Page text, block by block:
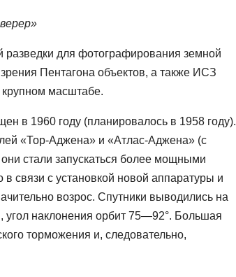
для фотографирования земной
Пентагона объектов, а также ИСЗ
крупном масштабе.
в 1960 году (планировалось в 1958 году).
«Тор-Аджена» и «Атлас-Аджена» (с
стали запускаться более мощными
связи с установкой новой аппаратуры и
возрос. Спутники выводились на
угол наклонения орбит 75—92°. Большая
торможения и, следовательно,